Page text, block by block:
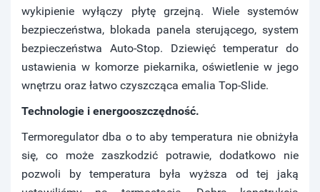
wykipienie wyłączy płytę grzejną. Wiele systemów
bezpieczeństwa, blokada panela sterującego, system
bezpieczeństwa Auto-Stop. Dziewięć temperatur do
ustawienia w komorze piekarnika, oświetlenie w jego
wnętrzu oraz łatwo czyszcząca emalia Top-Slide.
Technologie i energooszczędność.
Termoregulator dba o to aby temperatura nie obniżyła
się, co może zaszkodzić potrawie, dodatkowo nie
pozwoli by temperatura była wyższa od tej jaką